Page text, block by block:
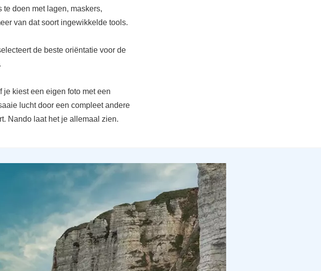
doen met lagen, maskers,
van dat soort ingewikkelde tools.
de beste oriëntatie voor de
kiest een eigen foto met een
lucht door een compleet andere
Nando laat het je allemaal zien.